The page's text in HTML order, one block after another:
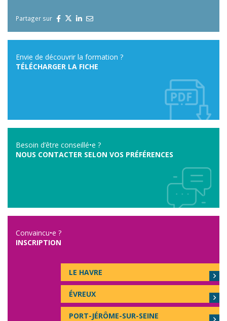
Partager sur
Envie de découvrir la formation ?
TÉLÉCHARGER LA FICHE
Besoin d’être conseillé•e ?
NOUS CONTACTER SELON VOS PRÉFÉRENCES
Convaincu•e ?
INSCRIPTION
LE HAVRE
ÉVREUX
PORT-JÉRÔME-SUR-SEINE